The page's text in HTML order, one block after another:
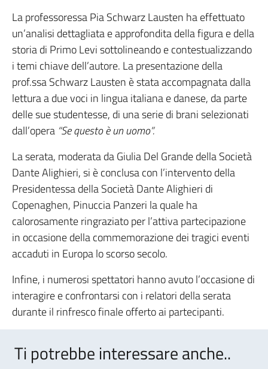
La professoressa Pia Schwarz Lausten ha effettuato
un’analisi dettagliata e approfondita della figura e della
storia di Primo Levi sottolineando e contestualizzando
i temi chiave dell’autore. La presentazione della
prof.ssa Schwarz Lausten è stata accompagnata dalla
lettura a due voci in lingua italiana e danese, da parte
delle sue studentesse, di una serie di brani selezionati
dall’opera “Se questo è un uomo”.
La serata, moderata da Giulia Del Grande della Società
Dante Alighieri, si è conclusa con l’intervento della
Presidentessa della Società Dante Alighieri di
Copenaghen, Pinuccia Panzeri la quale ha
calorosamente ringraziato per l’attiva partecipazione
in occasione della commemorazione dei tragici eventi
accaduti in Europa lo scorso secolo.
Infine, i numerosi spettatori hanno avuto l’occasione di
interagire e confrontarsi con i relatori della serata
durante il rinfresco finale offerto ai partecipanti.
Ti potrebbe interessare anche..